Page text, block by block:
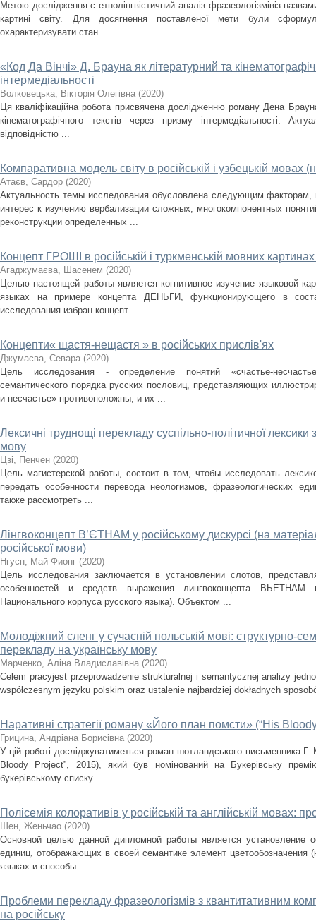
Метою дослідження є етнолінгвістичний аналіз фразеологізмівіз
картині світу. Для досягнення поставленої мети були
охарактеризувати стан ...
«Код Да Вінчі» Д. Брауна як літературний та
інтермедіальності
Волковецька, Вікторія Олегівна (2020)
Ця кваліфікаційна робота присвячена дослідженню роману Дена
кінематографічного текстів через призму інтермедіальності.
відповідністю ...
Компаративна модель світу в російській і узбецькій мовах
Атаєв, Сардор (2020)
Актуальность темы исследования обусловлена следующим факторам,
интерес к изучению вербализации сложных, многокомпонентных
реконструкции определенных ...
Концепт ГРОШІ в російській і туркменській мовних
Агаджумаєва, Шасенем (2020)
Целью настоящей работы является когнитивное изучение языковой
языках на примере концепта ДЕНЬГИ, функционирующего в
исследования избран концепт ...
Концепти« щастя-нещастя » в російських прислів'ях
Джумаєва, Севара (2020)
Цель исследования - определение понятий «счастье-
семантического порядка русских пословиц, представляющих
и несчастье» противоположны, и их ...
Лексичні труднощі перекладу суспільно-політичної лексики
мову
Цзі, Пенчен (2020)
Цель магистерской работы, состоит в том, чтобы исследовать
передать особенности перевода неологизмов, фразеологических
также рассмотреть ...
Лінгвоконцепт В’ЄТНАМ у російському дискурсі (на
російської мови)
Нгуєн, Май Фионг (2020)
Цель исследования заключается в установлении слотов,
особенностей и средств выражения лингвоконцепта
Национального корпуса русского языка). Объектом ...
Молодіжний сленг у сучасній польській мові: структурно-
перекладу на українську мову
Марченко, Аліна Владиславівна (2020)
Celem pracyjest przeprowadzenie strukturalnej i semantycznej analizy
współczesnym języku polskim oraz ustalenie najbardziej dokładnych
Наративні стратегії роману «Його план помсти» (“His
Грицина, Андріана Борисівна (2020)
У цій роботі досліджуватиметься роман шотландського письменника
Bloody Project”, 2015), який був номінований на Букерівську
букерівському списку. ...
Полісемія колоративів у російській та англійській мовах:
Шен, Женьчао (2020)
Основной целью данной дипломной работы является установление
единиц, отображающих в своей семантике элемент цветообозначения
языках и способы ...
Проблеми перекладу фразеологізмів з квантитативним
на російську